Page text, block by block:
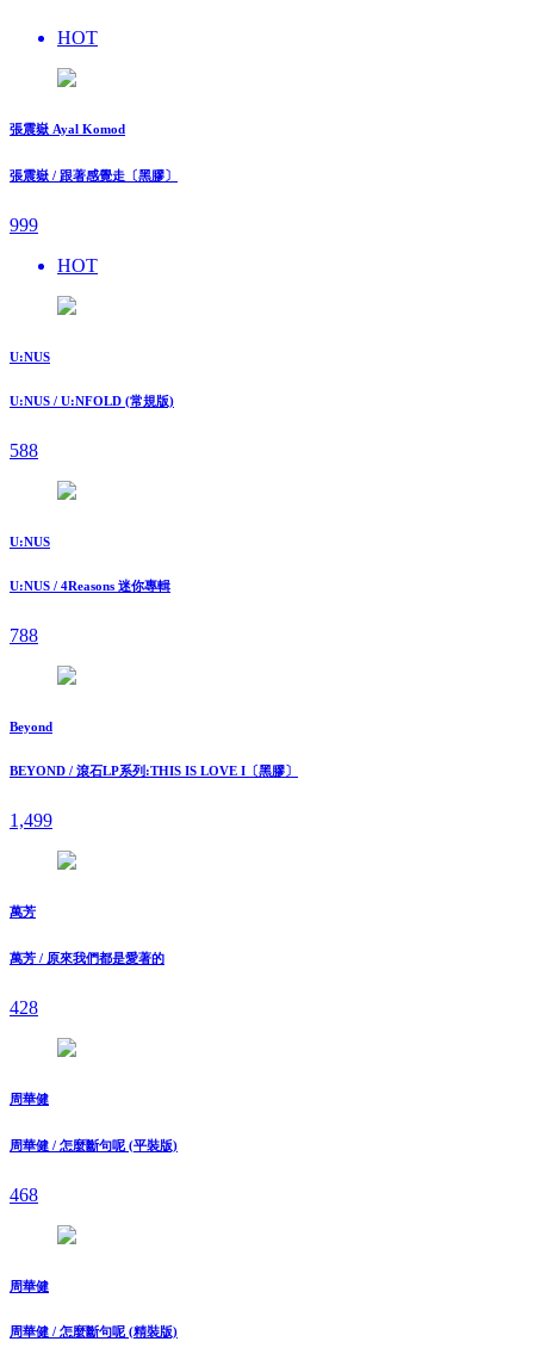
HOT
張震嶽 Ayal Komod
張震嶽 / 跟著感覺走〔黑膠〕
999
HOT
U:NUS
U:NUS / U:NFOLD (常規版)
588
U:NUS
U:NUS / 4Reasons 迷你專輯
788
Beyond
BEYOND / 滾石LP系列:THIS IS LOVE I〔黑膠〕
1,499
萬芳
萬芳 / 原來我們都是愛著的
428
周華健
周華健 / 怎麼斷句呢 (平裝版)
468
周華健
周華健 / 怎麼斷句呢 (精裝版)